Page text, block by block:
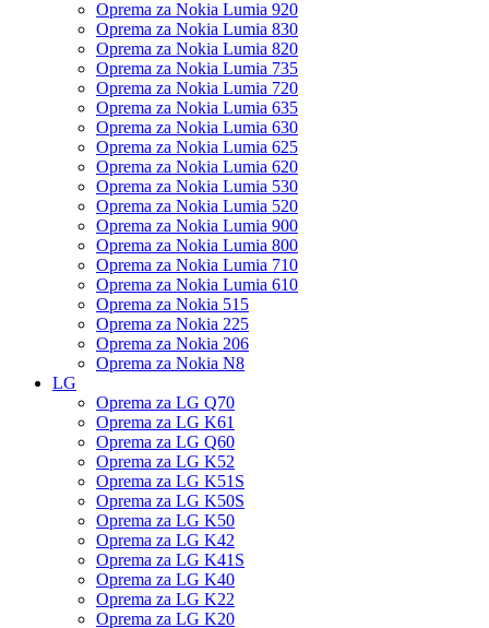
Oprema za Nokia Lumia 920
Oprema za Nokia Lumia 830
Oprema za Nokia Lumia 820
Oprema za Nokia Lumia 735
Oprema za Nokia Lumia 720
Oprema za Nokia Lumia 635
Oprema za Nokia Lumia 630
Oprema za Nokia Lumia 625
Oprema za Nokia Lumia 620
Oprema za Nokia Lumia 530
Oprema za Nokia Lumia 520
Oprema za Nokia Lumia 900
Oprema za Nokia Lumia 800
Oprema za Nokia Lumia 710
Oprema za Nokia Lumia 610
Oprema za Nokia 515
Oprema za Nokia 225
Oprema za Nokia 206
Oprema za Nokia N8
LG
Oprema za LG Q70
Oprema za LG K61
Oprema za LG Q60
Oprema za LG K52
Oprema za LG K51S
Oprema za LG K50S
Oprema za LG K50
Oprema za LG K42
Oprema za LG K41S
Oprema za LG K40
Oprema za LG K22
Oprema za LG K20